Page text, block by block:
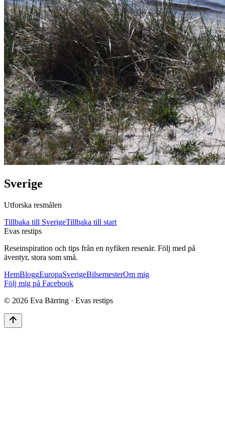
Sverige
Utforska resmålen
Tillbaka till SverigeTillbaka till start
Evas restips
Reseinspiration och tips från en nyfiken resenär. Följ med på
äventyr, stora som små.
HemBloggEuropaSverigeBilsemesterOm mig
Följ mig på Facebook
© 2026 Eva Bärring · Evas restips